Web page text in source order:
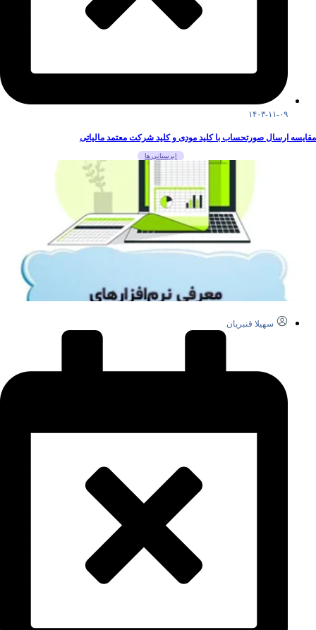
۱۴۰۳-۱۱-۰۹
مقایسه ارسال صورتحساب با کلید مودی و کلید شرکت معتمد مالیاتی
ابرستانی ها
سهیلا قنبریان